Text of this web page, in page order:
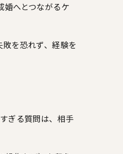
婚へとつながるケ
を恐れず、経験を
ぎる質問は、相手